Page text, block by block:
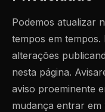
Podemos atualizar
tempos em
alterações
nesta página.
aviso proeminente
mudança entrar